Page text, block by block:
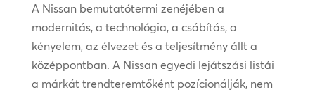
A Nissan bemutatótermi zenéjében a
modernitás, a technológia, a csábítás, a
kényelem, az élvezet és a teljesítmény állt a
középpontban. A Nissan egyedi lejátszási listái
a márkát trendteremtőként pozícionálják, nem